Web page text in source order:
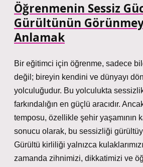
Öğrenmenin Sessiz
Gürültünün
Anlamak
Bir eğitimci için öğrenme, sadece
değil; bireyin kendini ve dünyayı
yolculuğudur. Bu yolculukta
farkındalığın en güçlü aracıdır.
temposu, özellikle şehir yaşamının
sonucu olarak, bu sessizliği
Gürültü kirliliği yalnızca
zamanda zihnimizi, dikkatimizi ve